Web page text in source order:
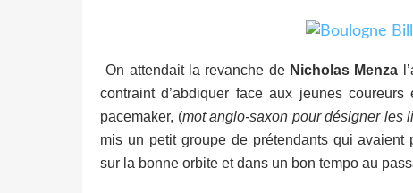
On attendait la revanche de Nicholas Menza
contraint d’abdiquer face aux jeunes
pacemaker, (mot anglo-saxon pour désigner les
mis un petit groupe de prétendants qui avaient
sur la bonne orbite et dans un bon tempo au